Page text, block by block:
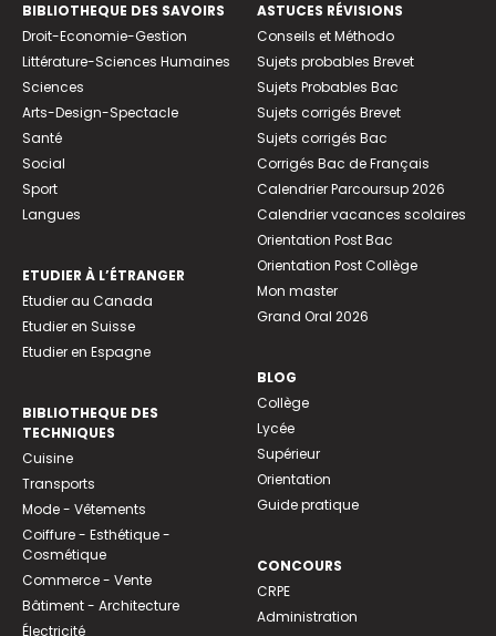
BIBLIOTHEQUE DES SAVOIRS
Droit-Economie-Gestion
Littérature-Sciences Humaines
Sciences
Arts-Design-Spectacle
Santé
Social
Sport
Langues
ETUDIER À L’ÉTRANGER
Etudier au Canada
Etudier en Suisse
Etudier en Espagne
BIBLIOTHEQUE DES
TECHNIQUES
Cuisine
Transports
Mode - Vêtements
Coiffure - Esthétique -
Cosmétique
Commerce - Vente
Bâtiment - Architecture
Électricité
ASTUCES RÉVISIONS
Conseils et Méthodo
Sujets probables Brevet
Sujets Probables Bac
Sujets corrigés Brevet
Sujets corrigés Bac
Corrigés Bac de Français
Calendrier Parcoursup 2026
Calendrier vacances scolaires
Orientation Post Bac
Orientation Post Collège
Mon master
Grand Oral 2026
BLOG
Collège
Lycée
Supérieur
Orientation
Guide pratique
CONCOURS
CRPE
Administration